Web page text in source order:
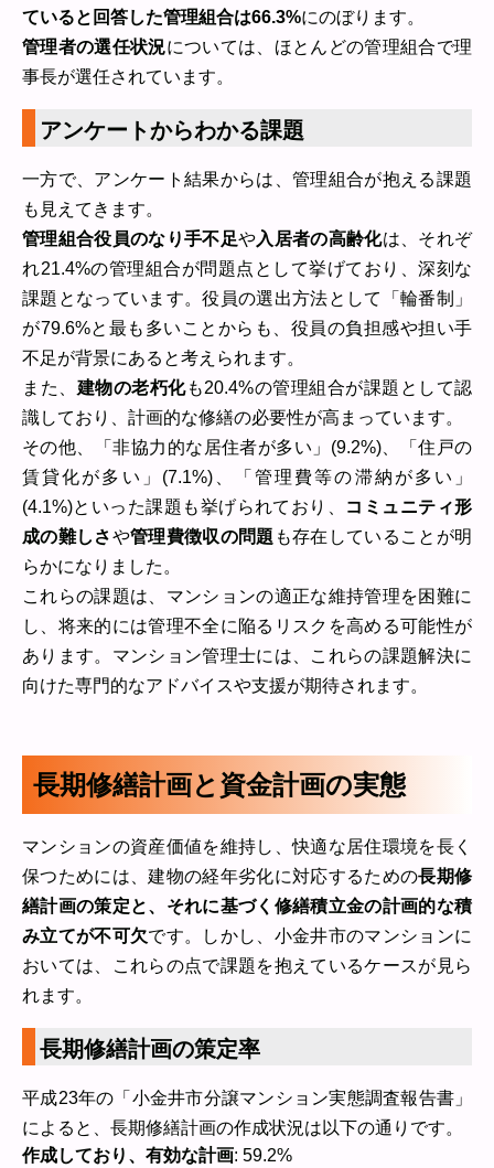
ていると回答した管理組合は66.3%にのぼります。
管理者の選任状況については、ほとんどの管理組合で理
事長が選任されています。
アンケートからわかる課題
一方で、アンケート結果からは、管理組合が抱える課題
も見えてきます。
管理組合役員のなり手不足や入居者の高齢化は、それぞ
れ21.4%の管理組合が問題点として挙げており、深刻な
課題となっています。役員の選出方法として「輪番制」
が79.6%と最も多いことからも、役員の負担感や担い手
不足が背景にあると考えられます。
また、 建物の老朽化も20.4%の管理組合が課題として認
識しており、計画的な修繕の必要性が高まっています。
その他、「非協力的な居住者が多い」(9.2%)、「住戸の
賃貸化が多い」(7.1%)、「管理費等の滞納が多い」
(4.1%)といった課題も挙げられており、
コミュニティ形
成の難しさや管理費徴収の問題 も存在していることが明
らかになりました。
これらの課題は、マンションの適正な維持管理を困難に
し、将来的には管理不全に陥るリスクを高める可能性が
あります。マンション管理士には、これらの課題解決に
向けた専門的なアドバイスや支援が期待されます。
長期修繕計画と資金計画の実態
マンションの資産価値を維持し、快適な居住環境を長く
保つためには、建物の経年劣化に対応するための長期修
繕計画の策定と、それに基づく修繕積立金の計画的な積
み立てが不可欠です。しかし、小金井市のマンションに
おいては、これらの点で課題を抱えているケースが見ら
れます。
長期修繕計画の策定率
平成23年の「小金井市分譲マンション実態調査報告書」
によると、長期修繕計画の作成状況は以下の通りです。
作成しており、有効な計画: 59.2%